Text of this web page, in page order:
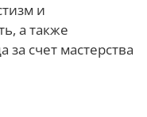
и
а также
счет мастерства